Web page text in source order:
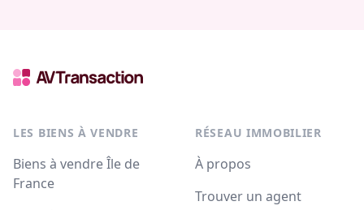
LES BIENS À VENDRE
Biens à vendre Île de
France
RÉSEAU IMMOBILIER
À propos
Trouver un agent